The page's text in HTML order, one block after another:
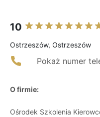
10
Ostrzeszów, Ostrzeszów
Pokaż numer
O firmie:
Ośrodek Szkolenia